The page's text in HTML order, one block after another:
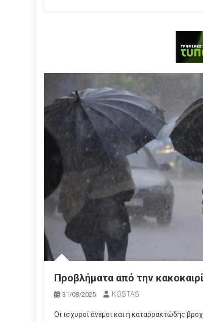
Προβλήματα από την
31/08/2025 KOSTAS
Οι ισχυροί άνεμοι και η καταρρακτώδης